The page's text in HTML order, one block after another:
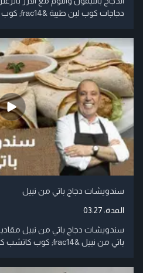
دجاجات كوب لبن طيبة &frac14; كوب عصير ....
سندويشات دجاج باتي من نبيل
المدة:03:27
باتي من نبيل &frac14; كوب كاتشب كارفور &frac14; كوب ....